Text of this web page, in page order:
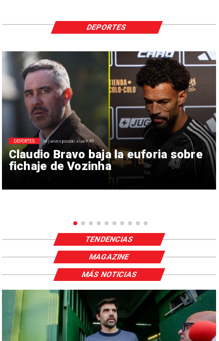
Claudio Bravo baja la euforia sobre
fichaje de Vozinha
DEPORTES el jueves pasado a las 9:49
DEPORTES
TENDENCIAS
MAGAZINE
MÁS NOTICIAS